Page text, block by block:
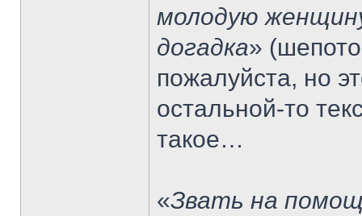
молодую
догадка»
пожалуйста, но
остальной-то
такое…
«Звать на